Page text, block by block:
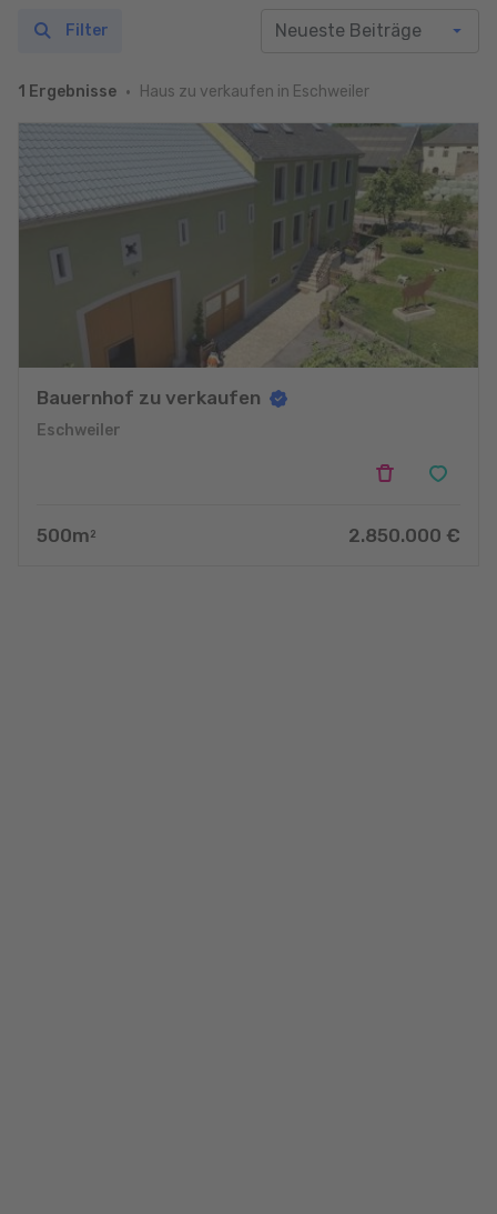
1 Ergebnisse Haus zu verkaufen in Eschweiler
Filter
Bauernhof zu verkaufen
Eschweiler
500m 2 2.850.000 €